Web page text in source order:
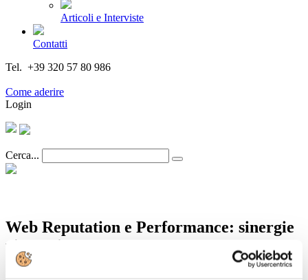
Articoli e Interviste
Contatti
Tel. +39 320 57 80 986
Come aderire
Login
Cerca...
Web Reputation e Performance: sinergie
vincenti